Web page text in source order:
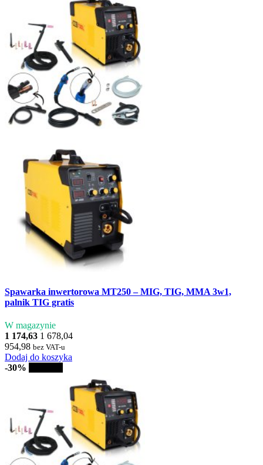
Spawarka inwertorowa MT250 – MIG, TIG, MMA 3w1,
palnik TIG gratis
W magazynie
1 174,63 1 678,04
954,98 bez VAT-u
Dodaj do koszyka
-30%